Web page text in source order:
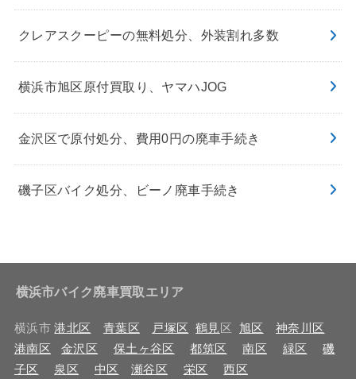
クレアスクーピーの無料処分、外装割れ多数
横浜市旭区原付買取り、ヤマハJOG
金沢区で原付処分、費用0円の廃車手続き
磯子区バイク処分、ビーノ廃車手続き
横浜市バイク廃車買取エリア
横浜市港北区 青葉区 戸塚区 鶴見 区 旭区
神奈川区
港南区
金沢区 保土ヶ谷区 都筑区 南区 緑区
磯
子区
泉区 中区 瀬谷区 栄区 西区